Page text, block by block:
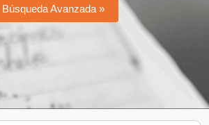
Búsqueda Avanzada »